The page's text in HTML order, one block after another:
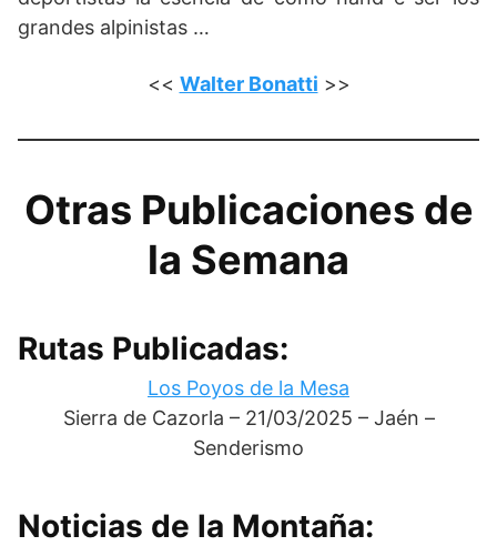
grandes alpinistas …
<< Walter Bonatti >>
Otras Publicaciones de
la Semana
Rutas Publicadas:
Los Poyos de la Mesa
Sierra de Cazorla – 21/03/2025 – Jaén –
Senderismo
Noticias de la Montaña: